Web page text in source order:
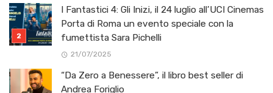
I Fantastici 4: Gli Inizi, il 24 luglio all’UCI Cinemas
Porta di Roma un evento speciale con la
fumettista Sara Pichelli
21/07/2025
“Da Zero a Benessere”, il libro best seller di
Andrea Foriglio